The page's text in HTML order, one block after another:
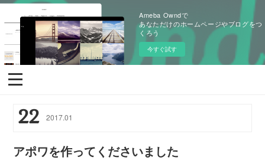
Ameba Owndで
あなただけのホームページやブログをつ
くろう
今すぐ試す
22 2017.01
アポワを作ってくださいました